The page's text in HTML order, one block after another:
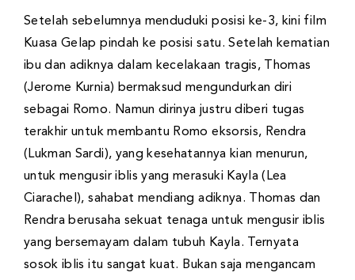
Setelah sebelumnya menduduki posisi ke-3, kini film
Kuasa Gelap pindah ke posisi satu. Setelah kematian
ibu dan adiknya dalam kecelakaan tragis, Thomas
(Jerome Kurnia) bermaksud mengundurkan diri
sebagai Romo. Namun dirinya justru diberi tugas
terakhir untuk membantu Romo eksorsis, Rendra
(Lukman Sardi), yang kesehatannya kian menurun,
untuk mengusir iblis yang merasuki Kayla (Lea
Ciarachel), sahabat mendiang adiknya. Thomas dan
Rendra berusaha sekuat tenaga untuk mengusir iblis
yang bersemayam dalam tubuh Kayla. Ternyata
sosok iblis itu sangat kuat. Bukan saja mengancam